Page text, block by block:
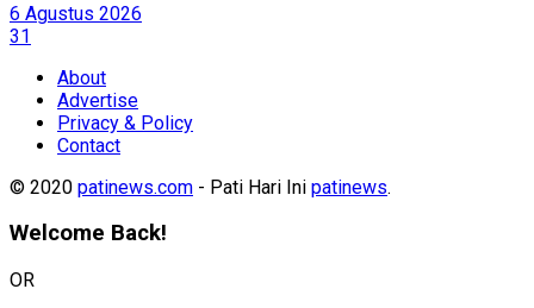
6 Agustus 2026
31
About
Advertise
Privacy & Policy
Contact
© 2020 patinews.com - Pati Hari Ini patinews.
Welcome Back!
OR